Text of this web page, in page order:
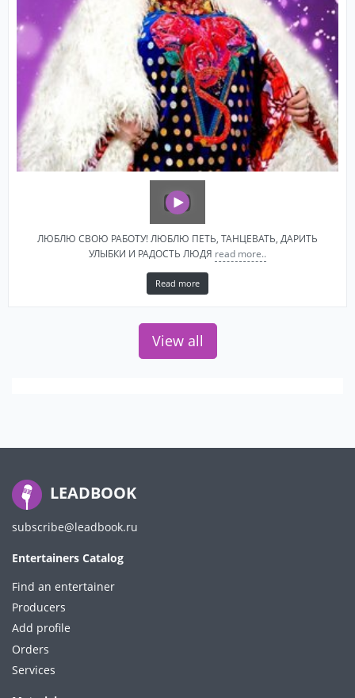
ЛЮБЛЮ СВОЮ РАБОТУ! ЛЮБЛЮ ПЕТЬ, ТАНЦЕВАТЬ, ДАРИТЬ
УЛЫБКИ И РАДОСТЬ ЛЮДЯ read more..
Read more
View all
LEADBOOK
subscribe@leadbook.ru
Entertainers Catalog
Find an entertainer
Producers
Add profile
Orders
Services